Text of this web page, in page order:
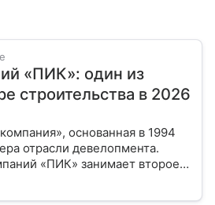
«ПИК»: один из
строительства в 2026
основанная в 1994
отрасли девелопмента.
«ПИК» занимает второе
жилья в России.